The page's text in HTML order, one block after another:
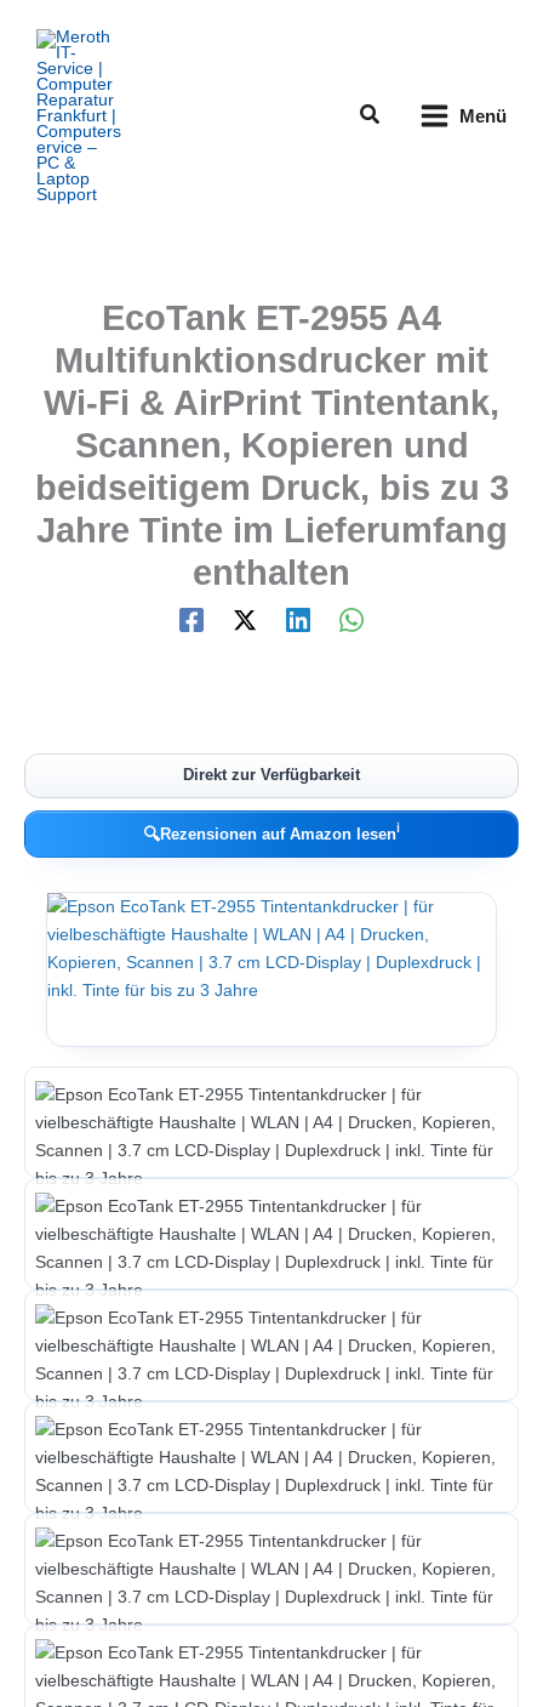
Inhalt
springen
Suchen Menü
EcoTank ET-2955 A4
Multifunktionsdrucker mit
Wi-Fi & AirPrint Tintentank,
Scannen, Kopieren und
beidseitigem Druck, bis zu 3
Jahre Tinte im Lieferumfang
enthalten
Direkt zur Verfügbarkeit
🔍Rezensionen auf Amazon lesenℹ︎